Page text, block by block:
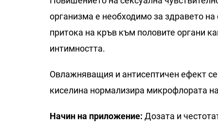
организма е необходимо за здравето
притока на кръв към половите органи
интимността.
Овлажняващия и антисептичен ефект
киселина нормализира микрофлората
Начин на приложение: Дозата и